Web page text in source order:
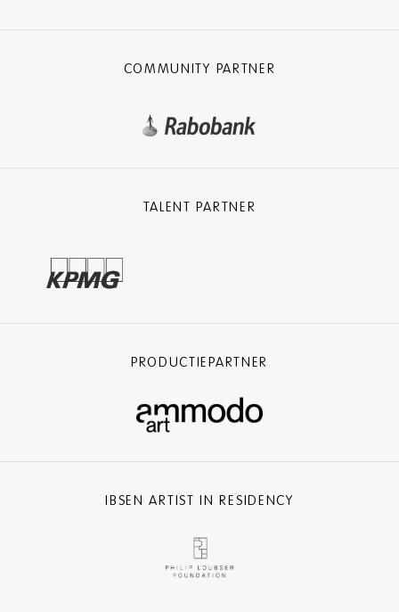
COMMUNITY PARTNER
TALENT PARTNER
PRODUCTIEPARTNER
IBSEN ARTIST IN RESIDENCY